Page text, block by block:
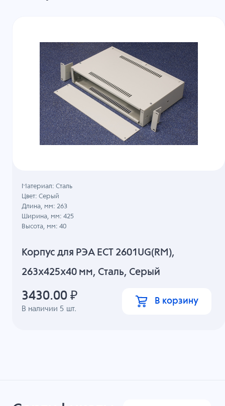
Корпус для РЭА ECT 2601UG(RM),
263x425x40 мм, Сталь, Серый
В наличии 5 шт.
Материал: Сталь
Цвет: Серый
Длина, мм: 263
Ширина, мм: 425
Высота, мм: 40
3430.00 ₽ В корзину